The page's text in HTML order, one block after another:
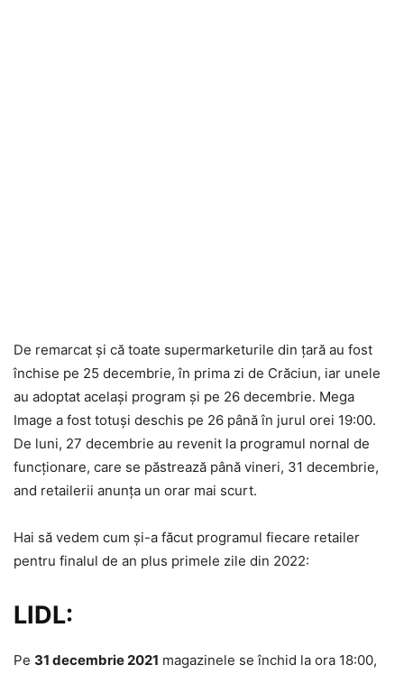
De remarcat şi că toate supermarketurile din ţară au fost
închise pe 25 decembrie, în prima zi de Crăciun, iar unele
au adoptat acelaşi program şi pe 26 decembrie. Mega
Image a fost totuşi deschis pe 26 până în jurul orei 19:00.
De luni, 27 decembrie au revenit la programul nornal de
funcţionare, care se păstrează până vineri, 31 decembrie,
and retailerii anunţa un orar mai scurt.
Hai să vedem cum şi-a făcut programul fiecare retailer
pentru finalul de an plus primele zile din 2022:
LIDL:
Pe 31 decembrie 2021 magazinele se închid la ora 18:00,